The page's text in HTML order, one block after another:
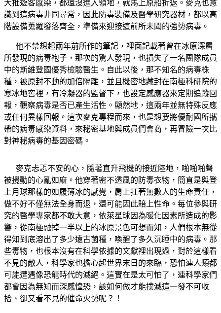
大批遊客感染，都還沒進入領地，就馬上原船折返。麥克也意
識到這病毒非同尋常，因此防毒裝備及醫學研究器材，都以高
階設備蒐羅發落齊全，準備來迎接這前所未聞的強勢病毒。
他不禁想起兩年前所作的筆記，裡面記載著曾在冰原深層
所發現的病毒袍子，那次的驚人發現，也損失了一名團隊成員
中的斯維登國優秀檢驗醫生。自此以後，那不知名的病毒株
種，被原封不動的加倍隔離，並且機密地藏封在南極科研院的
寒冰地窖裡，有冷凝器的監督下，也設定感應器來定期追蹤回
報，觀察病毒是否已產生活性。顯然地，這兩年並無特殊反應
或任何異樣回報。這次麥克專程而來，也是想要將優耐國所攜
帶的病毒感染資料，來秘密基地與成員們會商，再冒險一次比
對神秘病毒的基因密碼。
麥克忐忑不安的心，隨著直升飛機的接近陸地，啪啪啪聲
被攪動的心亂如麻。他穿著密不透風的防毒衣物，簡直是與登
上月球那樣的如履薄冰的感覺，肩上扛著無數人的生命責任，
做不好不僅無法全身而退，還可能因此賠上性命。每位參與研
究的醫學專家都不敢大意，依萊星球因為暖化因素所造成的影
響，從南極融掉一半以上的冰原景色可想而知，人們根本無從
得知到底溶出了多少遠古菌種，喚醒了多久沉睡中的病毒。那
些毒物，也根本沒有在科學依據的文獻裡出現過，對於這樣看
不見的敵人，科學家也擔心起世界末日的來臨，恐怕連人類都
可能遭遇像恐龍時代的滅絕。這實在是太可怕了，連科學家們
都會因為無知而深感惶恐，該如何做才能撲滅這一發不可收
拾、卻又看不見的催命火勢呢？！